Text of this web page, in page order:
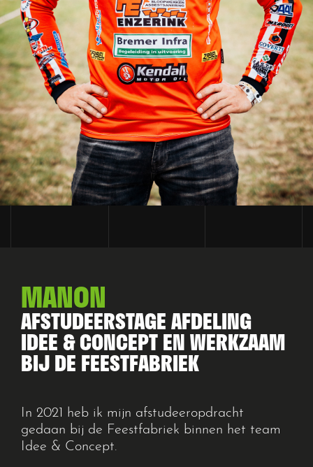
MANON
AFSTUDEERSTAGE AFDELING
IDEE & CONCEPT EN WERKZAAM
BIJ DE FEESTFABRIEK
In 2021 heb ik mijn afstudeeropdracht
gedaan bij de Feestfabriek binnen het team
Idee & Concept.